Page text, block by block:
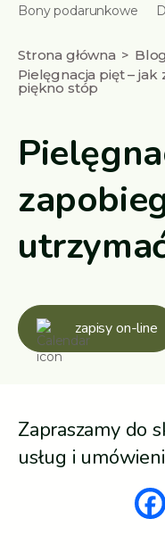
Bony podarunkowe
Strona główna
Blog
Pielęgnacja pięt –
piękno stóp
zapisy on-line
Zapraszamy do
usług i